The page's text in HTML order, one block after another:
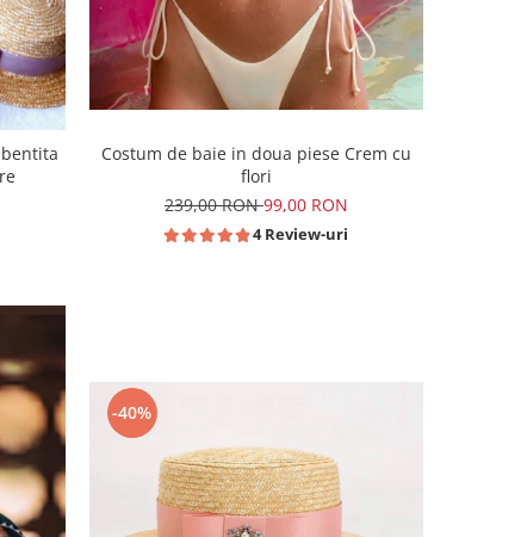
Costum de baie in doua piese Crem cu
flori
239,00 RON99,00 RON
4 Review-uri
-40%